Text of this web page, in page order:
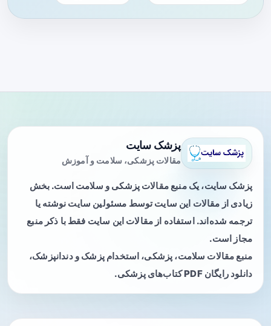
پزشک سایت
مقالات پزشکی، سلامت و آموزش
پزشک سایت، یک منبع مقالات پزشکی و سلامت است. بخش
زیادی از مقالات این سایت توسط مسئولین سایت نوشته یا
ترجمه شده‌اند. استفاده از مقالات این سایت فقط با ذکر منبع
مجاز است.
منبع مقالات سلامت، پزشکی، استخدام پزشک و دندانپزشک،
دانلود رایگان PDF کتاب‌های پزشکی.